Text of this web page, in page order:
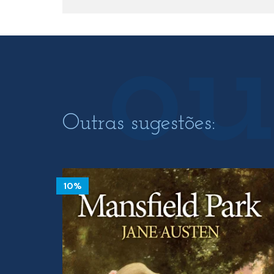
Outras sugestões:
10%